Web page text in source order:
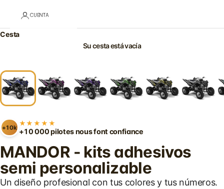
CUENTA
Cesta
Su cesta está vacía
+10k
★★★★★
+10 000 pilotes nous font confiance
MANDOR - kits adhesivos
semi personalizable
Un diseño profesional con tus colores y tus números.